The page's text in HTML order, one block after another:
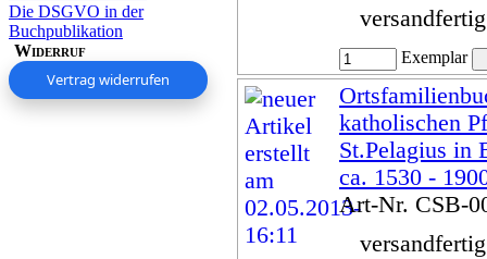
Die DSGVO in der
Buchpublikation
Widerruf
Vertrag widerrufen
Exemplar
katholischen
St.Pelagius in
ca. 1530 -
Art-Nr. CSB-